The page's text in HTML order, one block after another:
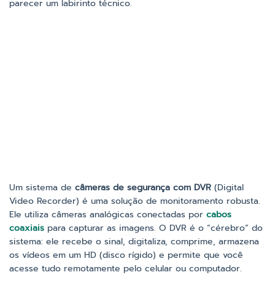
parecer um labirinto técnico.
Um sistema de câmeras de segurança com DVR (Digital
Video Recorder) é uma solução de monitoramento robusta.
Ele utiliza câmeras analógicas conectadas por cabos
coaxiais para capturar as imagens. O DVR é o “cérebro” do
sistema: ele recebe o sinal, digitaliza, comprime, armazena
os vídeos em um HD (disco rígido) e permite que você
acesse tudo remotamente pelo celular ou computador.